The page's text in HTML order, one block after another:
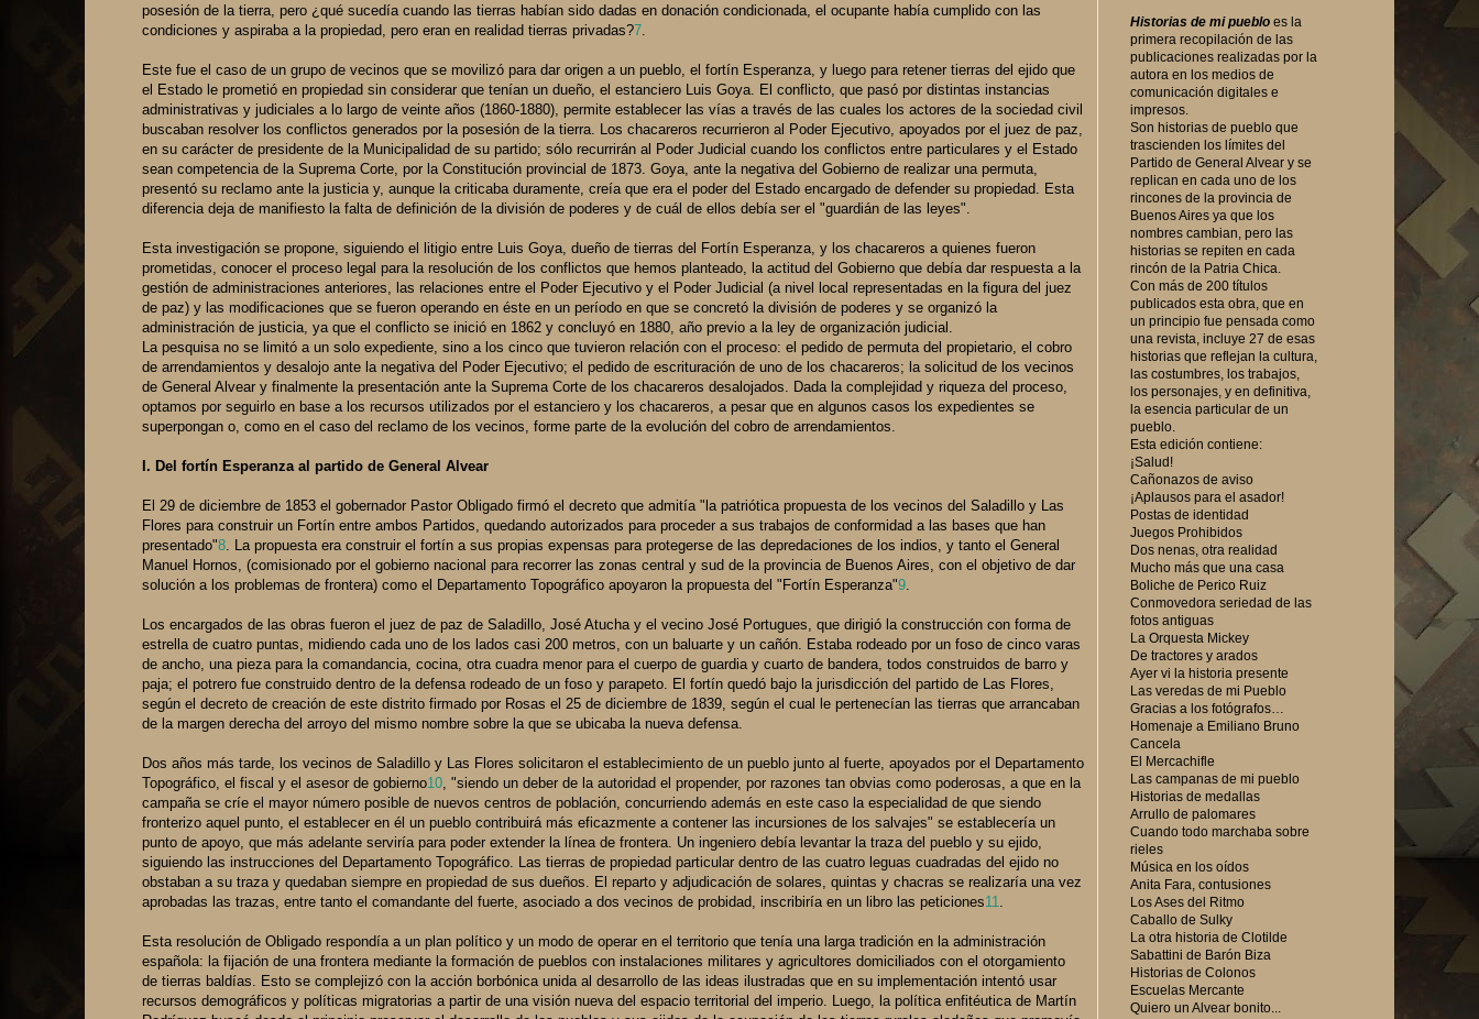
posesión de la tierra, pero ¿qué sucedía cuando las tierras habían sido dadas en donación condicionada, el ocupante había cumplido con las
condiciones y aspiraba a la propiedad, pero eran en realidad tierras privadas?7
Este fue el caso de un grupo de vecinos que se movilizó para dar origen a un pueblo, el fortín Esperanza, y luego para retener tierras del ejido que
el Estado le prometió en propiedad sin considerar que tenían un dueño, el estanciero Luis Goya. El conflicto, que pasó por distintas instancias
administrativas y judiciales a lo largo de veinte años (1860-1880), permite establecer las vías a través de las cuales los actores de la sociedad civil
buscaban resolver los conflictos generados por la posesión de la tierra. Los chacareros recurrieron al Poder Ejecutivo, apoyados por el juez de paz,
en su carácter de presidente de la Municipalidad de su partido; sólo recurrirán al Poder Judicial cuando los conflictos entre particulares y el Estado
sean competencia de la Suprema Corte, por la Constitución provincial de 1873. Goya, ante la negativa del Gobierno de realizar una permuta,
presentó su reclamo ante la justicia y, aunque la criticaba duramente, creía que era el poder del Estado encargado de defender su propiedad. Esta
diferencia deja de manifiesto la falta de definición de la división de poderes y de cuál de ellos debía ser el "guardián de las leyes".
Esta investigación se propone, siguiendo el litigio entre Luis Goya, dueño de tierras del Fortín Esperanza, y los chacareros a quienes fueron
prometidas, conocer el proceso legal para la resolución de los conflictos que hemos planteado, la actitud del Gobierno que debía dar respuesta a la
gestión de administraciones anteriores, las relaciones entre el Poder Ejecutivo y el Poder Judicial (a nivel local representadas en la figura del juez
de paz) y las modificaciones que se fueron operando en éste en un período en que se concretó la división de poderes y se organizó la
administración de justicia, ya que el conflicto se inició en 1862 y concluyó en 1880, año previo a la ley de organización judicial.
La pesquisa no se limitó a un solo expediente, sino a los cinco que tuvieron relación con el proceso: el pedido de permuta del propietario, el cobro
de arrendamientos y desalojo ante la negativa del Poder Ejecutivo; el pedido de escrituración de uno de los chacareros; la solicitud de los vecinos
de General Alvear y finalmente la presentación ante la Suprema Corte de los chacareros desalojados. Dada la complejidad y riqueza del proceso,
optamos por seguirlo en base a los recursos utilizados por el estanciero y los chacareros, a pesar que en algunos casos los expedientes se
superpongan o, como en el caso del reclamo de los vecinos, forme parte de la evolución del cobro de arrendamientos.
I. Del fortín Esperanza al partido de General Alvear
El 29 de diciembre de 1853 el gobernador Pastor Obligado firmó el decreto que admitía "la patriótica propuesta de los vecinos del Saladillo y Las
Flores para construir un Fortín entre ambos Partidos, quedando autorizados para proceder a sus trabajos de conformidad a las bases que han
presentado"8 . La propuesta era construir el fortín a sus propias expensas para protegerse de las depredaciones de los indios, y tanto el General
Manuel Hornos, (comisionado por el gobierno nacional para recorrer las zonas central y sud de la provincia de Buenos Aires, con el objetivo de dar
solución a los problemas de frontera) como el Departamento Topográfico apoyaron la propuesta del "Fortín Esperanza"9
Los encargados de las obras fueron el juez de paz de Saladillo, José Atucha y el vecino José Portugues, que dirigió la construcción con forma de
estrella de cuatro puntas, midiendo cada uno de los lados casi 200 metros, con un baluarte y un cañón. Estaba rodeado por un foso de cinco varas
de ancho, una pieza para la comandancia, cocina, otra cuadra menor para el cuerpo de guardia y cuarto de bandera, todos construidos de barro y
paja; el potrero fue construido dentro de la defensa rodeado de un foso y parapeto. El fortín quedó bajo la jurisdicción del partido de Las Flores,
según el decreto de creación de este distrito firmado por Rosas el 25 de diciembre de 1839, según el cual le pertenecían las tierras que arrancaban
de la margen derecha del arroyo del mismo nombre sobre la que se ubicaba la nueva defensa.
Dos años más tarde, los vecinos de Saladillo y Las Flores solicitaron el establecimiento de un pueblo junto al fuerte, apoyados por el Departamento
Topográfico, el fiscal y el asesor de gobierno10 , "siendo un deber de la autoridad el propender, por razones tan obvias como poderosas, a que en la
campaña se críe el mayor número posible de nuevos centros de población, concurriendo además en este caso la especialidad de que siendo
fronterizo aquel punto, el establecer en él un pueblo contribuirá más eficazmente a contener las incursiones de los salvajes" se establecería un
punto de apoyo, que más adelante serviría para poder extender la línea de frontera. Un ingeniero debía levantar la traza del pueblo y su ejido,
siguiendo las instrucciones del Departamento Topográfico. Las tierras de propiedad particular dentro de las cuatro leguas cuadradas del ejido no
obstaban a su traza y quedaban siempre en propiedad de sus dueños. El reparto y adjudicación de solares, quintas y chacras se realizaría una vez
aprobadas las trazas, entre tanto el comandante del fuerte, asociado a dos vecinos de probidad, inscribiría en un libro las peticiones11
Esta resolución de Obligado respondía a un plan político y un modo de operar en el territorio que tenía una larga tradición en la administración
española: la fijación de una frontera mediante la formación de pueblos con instalaciones militares y agricultores domiciliados con el otorgamiento
de tierras baldías. Esto se complejizó con la acción borbónica unida al desarrollo de las ideas ilustradas que en su implementación intentó usar
recursos demográficos y políticas migratorias a partir de una visión nueva del espacio territorial del imperio. Luego, la política enfitéutica de Martín
Historias de mi pueblo es la
primera recopilación de las
publicaciones realizadas por la
autora en los medios de
comunicación digitales e
impresos.
Son historias de pueblo que
trascienden los límites del
Partido de General Alvear y se
replican en cada uno de los
rincones de la provincia de
Buenos Aires ya que los
nombres cambian, pero las
historias se repiten en cada
rincón de la Patria Chica.
Con más de 200 títulos
publicados esta obra, que en
un principio fue pensada como
una revista, incluye 27 de esas
historias que reflejan la cultura,
las costumbres, los trabajos,
los personajes, y en definitiva,
la esencia particular de un
pueblo.
Esta edición contiene:
¡Salud!
Cañonazos de aviso
¡Aplausos para el asador!
Postas de identidad
Juegos Prohibidos
Dos nenas, otra realidad
Mucho más que una casa
Boliche de Perico Ruiz
Conmovedora seriedad de las
fotos antiguas
La Orquesta Mickey
De tractores y arados
Ayer vi la historia presente
Las veredas de mi Pueblo
Gracias a los fotógrafos…
Homenaje a Emiliano Bruno
Cancela
El Mercachifle
Las campanas de mi pueblo
Historias de medallas
Arrullo de palomares
Cuando todo marchaba sobre
rieles
Música en los oídos
Anita Fara, contusiones
Los Ases del Ritmo
Caballo de Sulky
La otra historia de Clotilde
Sabattini de Barón Biza
Historias de Colonos
Escuelas Mercante
Quiero un Alvear bonito...